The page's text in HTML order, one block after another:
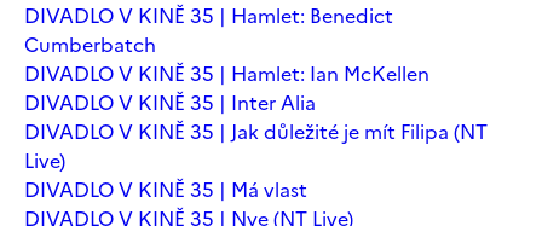
DIVADLO V KINĚ 35 | Hamlet: Benedict
Cumberbatch
DIVADLO V KINĚ 35 | Hamlet: Ian McKellen
DIVADLO V KINĚ 35 | Inter Alia
DIVADLO V KINĚ 35 | Jak důležité je mít Filipa (NT
Live)
DIVADLO V KINĚ 35 | Má vlast
DIVADLO V KINĚ 35 | Nye (NT Live)